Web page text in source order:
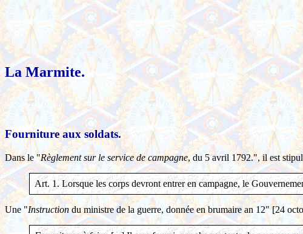
La Marmite.
Fourniture aux soldats.
Dans le "Règlement sur le service de campagne, du 5 avril 1792.", il est
Art. 1. Lorsque les corps devront entrer en campagne, le
Une "Instructiondu ministre de la guerre, donnée en brumaire an 12" [24